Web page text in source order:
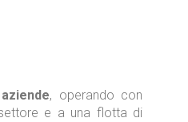
, operando con
e a una flotta di